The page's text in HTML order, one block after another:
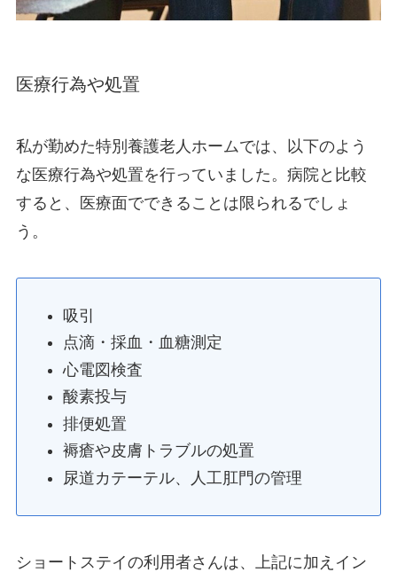
医療行為や処置
私が勤めた特別養護老人ホームでは、以下のよう
な医療行為や処置を行っていました。病院と比較
すると、医療面でできることは限られるでしょ
う。
吸引
点滴・採血・血糖測定
心電図検査
酸素投与
排便処置
褥瘡や皮膚トラブルの処置
尿道カテーテル、人工肛門の管理
ショートステイの利用者さんは、上記に加えイン